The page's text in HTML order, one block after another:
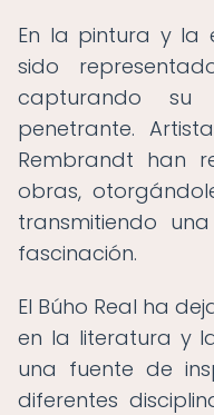
En la pintura y la
sido
capturando
penetrante.
Rembrandt han
obras,
transmitiendo
fascinación.
El Búho Real ha
en la literatura y
una fuente de
diferentes